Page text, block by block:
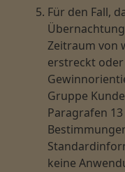
Für den Fall,
Zeitraum von
erstreckt
Gruppe
Paragrafen
keine